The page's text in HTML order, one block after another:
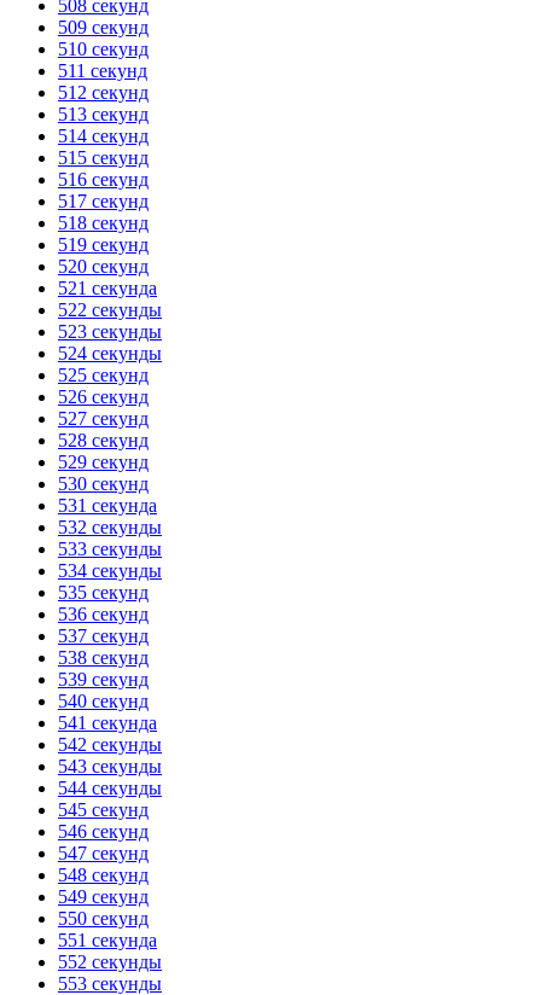
508 секунд
509 секунд
510 секунд
511 секунд
512 секунд
513 секунд
514 секунд
515 секунд
516 секунд
517 секунд
518 секунд
519 секунд
520 секунд
521 секунда
522 секунды
523 секунды
524 секунды
525 секунд
526 секунд
527 секунд
528 секунд
529 секунд
530 секунд
531 секунда
532 секунды
533 секунды
534 секунды
535 секунд
536 секунд
537 секунд
538 секунд
539 секунд
540 секунд
541 секунда
542 секунды
543 секунды
544 секунды
545 секунд
546 секунд
547 секунд
548 секунд
549 секунд
550 секунд
551 секунда
552 секунды
553 секунды